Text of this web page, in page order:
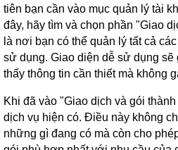
tiên bạn cần vào mục quản lý tài
đây, hãy tìm và chọn phần "Giao
là nơi bạn có thể quản lý tất cả
sử dụng. Giao diện dễ sử dụng sẽ
thấy thông tin cần thiết mà không
Khi đã vào "Giao dịch và gói
dịch vụ hiện có. Điều này không
những gì đang có mà còn cho